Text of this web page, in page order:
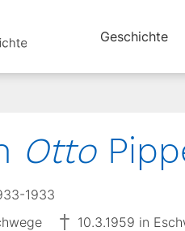
Geschichte
Otto
1933
10.3.1959 in